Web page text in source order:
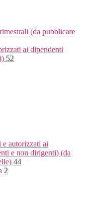
(da pubblicare
ai dipendenti
52
autorizzati ai
e non dirigenti) (da
44
2